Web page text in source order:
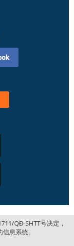
QĐ-SHTT号决定，
息系统。